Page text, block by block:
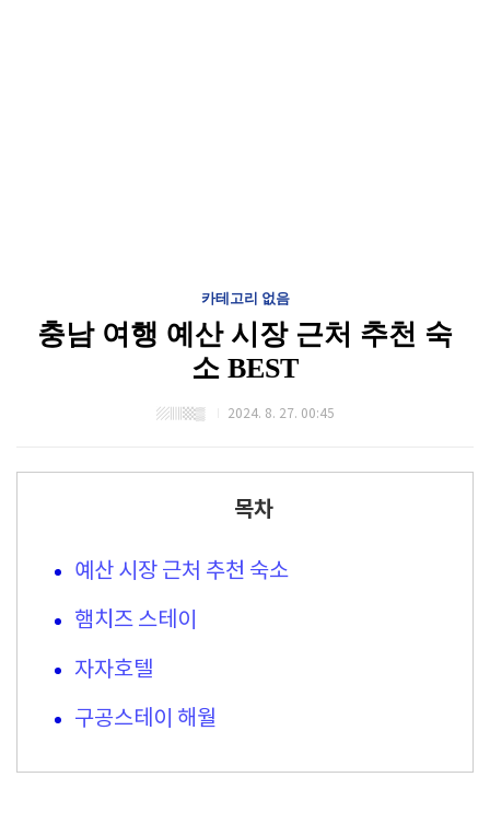
카테고리 없음
충남 여행 예산 시장 근처 추천 숙
소 BEST
▨▥▩▒ 2024. 8. 27. 00:45
목차
예산 시장 근처 추천 숙소
햄치즈 스테이
자자호텔
구공스테이 해월